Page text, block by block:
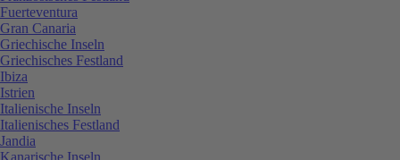
Fuerteventura
Gran Canaria
Griechische Inseln
Griechisches Festland
Ibiza
Istrien
Italienische Inseln
Italienisches Festland
Jandia
Kanarische Inseln